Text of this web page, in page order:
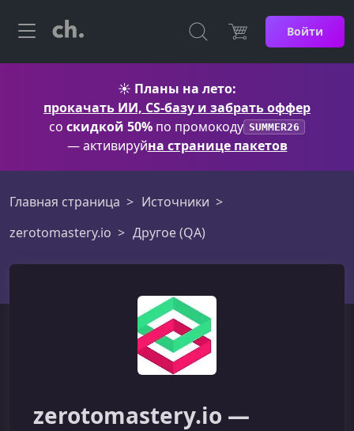
Войти
☀️ Планы на лето:
прокачать ИИ, CS-базу и забрать оффер
со скидкой 50% по промокоду SUMMER26
— активируйна странице пакетов
Главная страница
Источники
zerotomastery.io
Другое (QA)
zerotomastery.io —